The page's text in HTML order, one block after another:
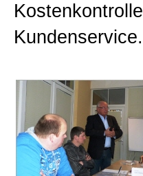
Kundenservice.